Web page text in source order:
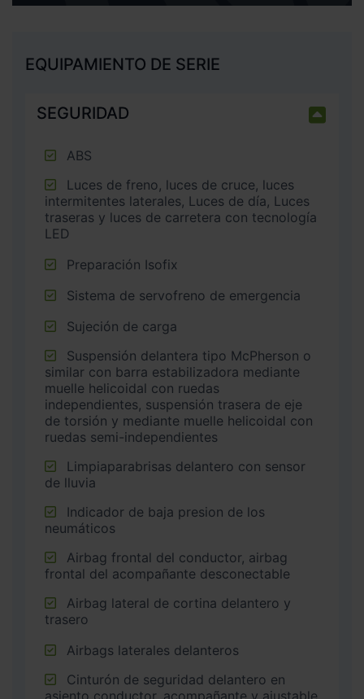
EQUIPAMIENTO DE SERIE
SEGURIDAD
ABS
intermitentes laterales, Luces de día, Luces
traseras y luces de carretera con tecnología
LED
Preparación Isofix
Sistema de servofreno de emergencia
Sujeción de carga
similar con barra estabilizadora mediante
muelle helicoidal con ruedas
independientes, suspensión trasera de eje
de torsión y mediante muelle helicoidal con
ruedas semi-independientes
de lluvia
neumáticos
frontal del acompañante desconectable
trasero
Airbags laterales delanteros